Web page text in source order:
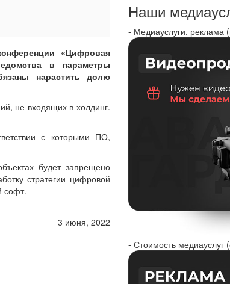
«Цифровая
в параметры
нарастить долю
не входящих в холдинг.
с которыми ПО,
будет запрещено
стратегии цифровой
софт.
3 июня, 2022
Наши
- Медиауслуги, реклама
- Стоимость медиауслуг